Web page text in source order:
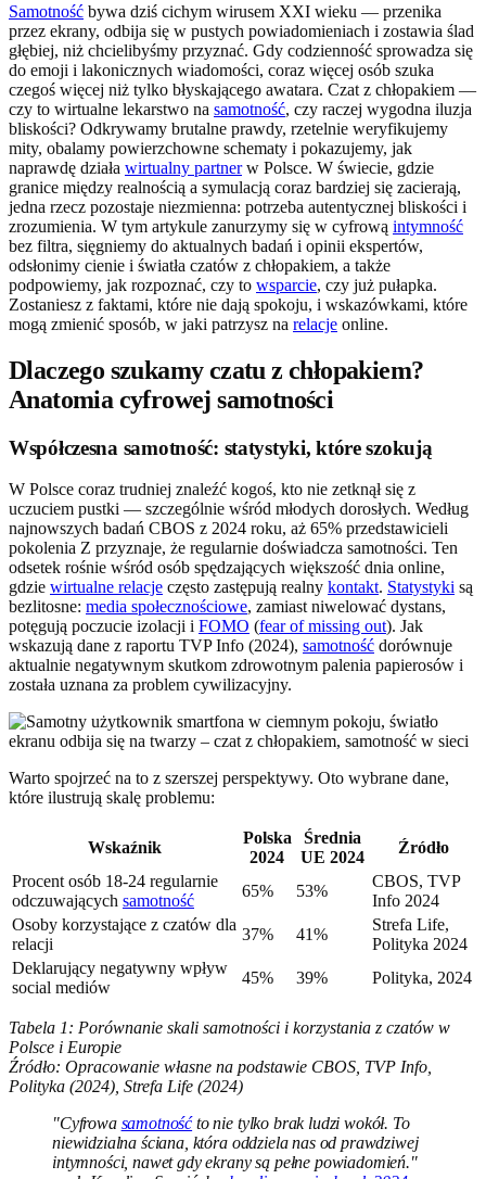
Samotność bywa dziś cichym wirusem XXI wieku — przenika
przez ekrany, odbija się w pustych powiadomieniach i zostawia ślad
głębiej, niż chcielibyśmy przyznać. Gdy codzienność sprowadza się
do emoji i lakonicznych wiadomości, coraz więcej osób szuka
czegoś więcej niż tylko błyskającego awatara. Czat z chłopakiem —
czy to wirtualne lekarstwo na samotność, czy raczej wygodna iluzja
bliskości? Odkrywamy brutalne prawdy, rzetelnie weryfikujemy
mity, obalamy powierzchowne schematy i pokazujemy, jak
naprawdę działa wirtualny partnerw Polsce. W świecie, gdzie
granice między realnością a symulacją coraz bardziej się zacierają,
jedna rzecz pozostaje niezmienna: potrzeba autentycznej bliskości i
zrozumienia. W tym artykule zanurzymy się w cyfrową intymność
bez filtra, sięgniemy do aktualnych badań i opinii ekspertów,
odsłonimy cienie i światła czatów z chłopakiem, a także
podpowiemy, jak rozpoznać, czy to wsparcie, czy już pułapka.
Zostaniesz z faktami, które nie dają spokoju, i wskazówkami, które
mogą zmienić sposób, w jaki patrzysz na relacje online.
Dlaczego szukamy czatu z chłopakiem?
Anatomia cyfrowej samotności
Współczesna samotność: statystyki, które szokują
W Polsce coraz trudniej znaleźć kogoś, kto nie zetknął się z
uczuciem pustki — szczególnie wśród młodych dorosłych. Według
najnowszych badań CBOS z 2024 roku, aż 65% przedstawicieli
pokolenia Z przyznaje, że regularnie doświadcza samotności. Ten
odsetek rośnie wśród osób spędzających większość dnia online,
gdzie wirtualne relacje często zastępują realny kontakt. Statystyki są
bezlitosne: media społecznościowe, zamiast niwelować dystans,
potęgują poczucie izolacji i FOMO (fear of missing out). Jak
wskazują dane z raportu TVP Info (2024), samotność dorównuje
aktualnie negatywnym skutkom zdrowotnym palenia papierosów i
została uznana za problem cywilizacyjny.
Warto spojrzeć na to z szerszej perspektywy. Oto wybrane dane,
które ilustrują skalę problemu:
Wskaźnik
Polska
2024
Średnia
UE 2024
Źródło
Procent osób 18-24 regularnie
odczuwających samotność
65% 53%
CBOS, TVP
Info 2024
Osoby korzystające z czatów dla
relacji
37% 41%
Strefa Life,
Polityka 2024
Deklarujący negatywny wpływ
social mediów
45% 39% Polityka, 2024
Tabela 1: Porównanie skali samotności i korzystania z czatów w
Polsce i Europie
Źródło: Opracowanie własne na podstawie CBOS, TVP Info,
Polityka (2024), Strefa Life (2024)
"Cyfrowa samotnośćto nie tylko brak ludzi wokół. To
niewidzialna ściana, która oddziela nas od prawdziwej
intymności, nawet gdy ekrany są pełne powiadomień."